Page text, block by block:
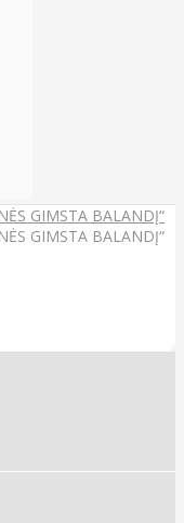
GIMSTA BALANDĮ“
GIMSTA BALANDĮ“